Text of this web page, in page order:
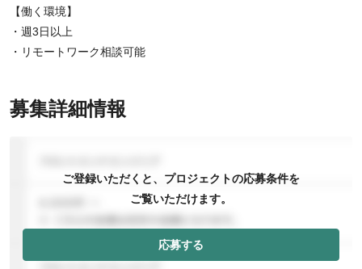
【働く環境】
・週3日以上
・リモートワーク相談可能
募集詳細情報
ご登録いただくと、プロジェクトの応募条件を
ご覧いただけます。
応募する